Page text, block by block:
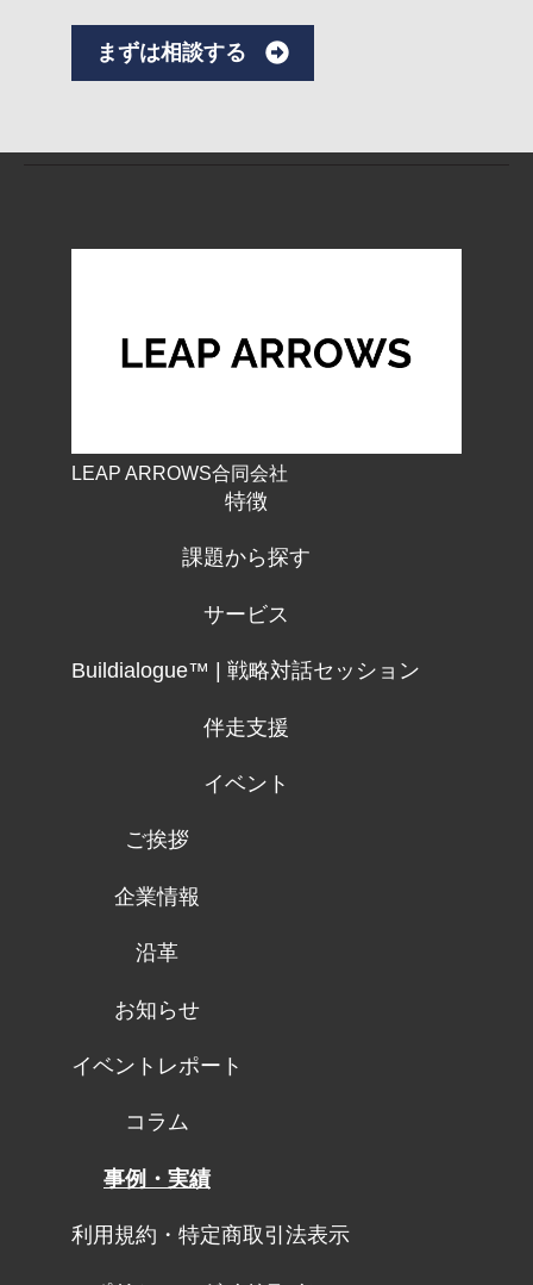
まずは相談する
LEAP ARROWS合同会社
特徴
課題から探す
サービス
Buildialogue™ | 戦略対話セッション
伴走支援
イベント
ご挨拶
企業情報
沿革
お知らせ
イベントレポート
コラム
事例・実績
利用規約・特定商取引法表示